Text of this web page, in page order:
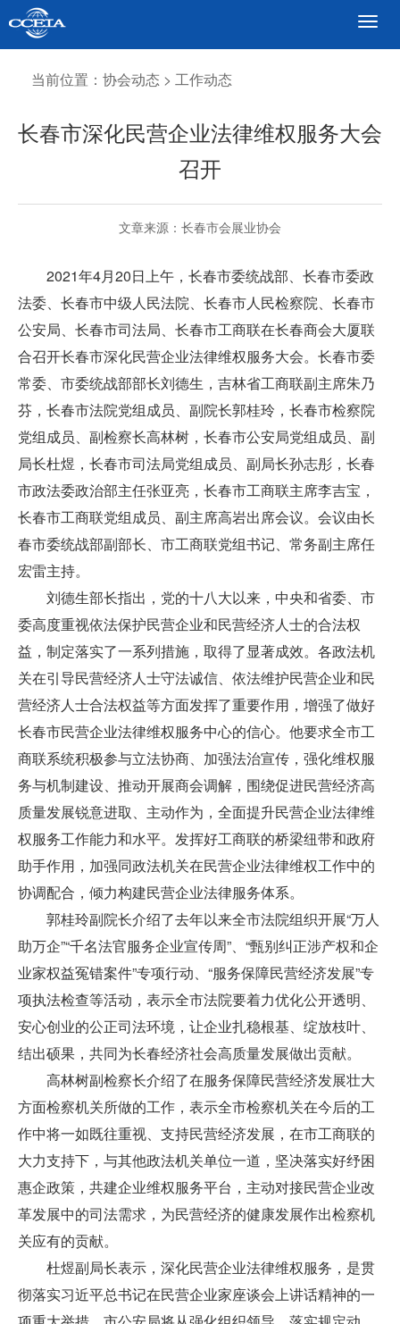
当前位置：协会动态 > 工作动态
长春市深化民营企业法律维权服务大会
召开
文章来源：长春市会展业协会
2021年4月20日上午，长春市委统战部、长春市委政
法委、长春市中级人民法院、长春市人民检察院、长春市
公安局、长春市司法局、长春市工商联在长春商会大厦联
合召开长春市深化民营企业法律维权服务大会。长春市委
常委、市委统战部部长刘德生，吉林省工商联副主席朱乃
芬，长春市法院党组成员、副院长郭桂玲，长春市检察院
党组成员、副检察长高林树，长春市公安局党组成员、副
局长杜煜，长春市司法局党组成员、副局长孙志彤，长春
市政法委政治部主任张亚亮，长春市工商联主席李吉宝，
长春市工商联党组成员、副主席高岩出席会议。会议由长
春市委统战部副部长、市工商联党组书记、常务副主席任
宏雷主持。
刘德生部长指出，党的十八大以来，中央和省委、市
委高度重视依法保护民营企业和民营经济人士的合法权
益，制定落实了一系列措施，取得了显著成效。各政法机
关在引导民营经济人士守法诚信、依法维护民营企业和民
营经济人士合法权益等方面发挥了重要作用，增强了做好
长春市民营企业法律维权服务中心的信心。他要求全市工
商联系统积极参与立法协商、加强法治宣传，强化维权服
务与机制建设、推动开展商会调解，围绕促进民营经济高
质量发展锐意进取、主动作为，全面提升民营企业法律维
权服务工作能力和水平。发挥好工商联的桥梁纽带和政府
助手作用，加强同政法机关在民营企业法律维权工作中的
协调配合，倾力构建民营企业法律服务体系。
郭桂玲副院长介绍了去年以来全市法院组织开展“万人
助万企”“千名法官服务企业宣传周”、 “甄别纠正涉产权和企
业家权益冤错案件”专项行动、 “服务保障民营经济发展”专
项执法检查等活动，表示全市法院要着力优化公开透明、
安心创业的公正司法环境，让企业扎稳根基、绽放枝叶、
结出硕果，共同为长春经济社会高质量发展做出贡献。
高林树副检察长介绍了在服务保障民营经济发展壮大
方面检察机关所做的工作，表示全市检察机关在今后的工
作中将一如既往重视、支持民营经济发展，在市工商联的
大力支持下，与其他政法机关单位一道，坚决落实好纾困
惠企政策，共建企业维权服务平台，主动对接民营企业改
革发展中的司法需求，为民营经济的健康发展作出检察机
关应有的贡献。
杜煜副局长表示，深化民营企业法律维权服务，是贯
彻落实习近平总书记在民营企业家座谈会上讲话精神的一